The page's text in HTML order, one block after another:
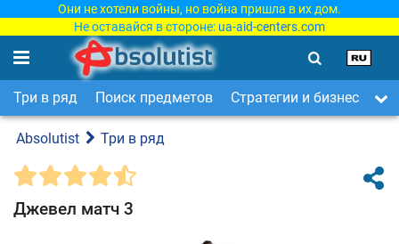
Они не хотели войны, но война пришла в их дом.
Не оставайся в стороне: ua-aid-centers.com
Три в ряд Поиск предметов Стратегии и бизнес
Absolutist Три в ряд
Джевел матч 3